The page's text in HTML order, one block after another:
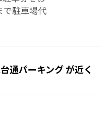
で駐車場代
通パーキング が近く